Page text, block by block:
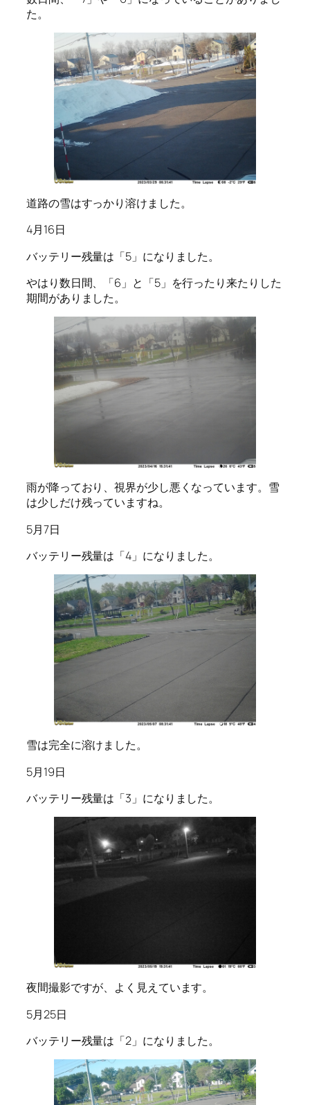
た。
道路の雪はすっかり溶けました。
4月16日
バッテリー残量は「5」になりました。
やはり数日間、「6」と「5」を行ったり来たりした
期間がありました。
雨が降っており、視界が少し悪くなっています。雪
は少しだけ残っていますね。
5月7日
バッテリー残量は「4」になりました。
雪は完全に溶けました。
5月19日
バッテリー残量は「3」になりました。
夜間撮影ですが、よく見えています。
5月25日
バッテリー残量は「2」になりました。